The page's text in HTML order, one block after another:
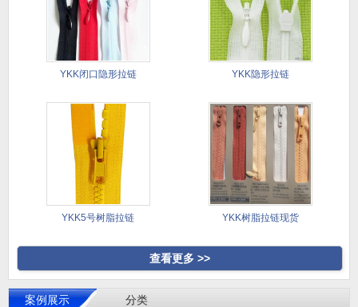
YKK闭口隐形拉链 YKK隐形拉链
YKK5号树脂拉链 YKK树脂拉链现货
查看更多 >>
案例展示 分类